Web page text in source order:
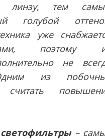
линзу, тем
голубой
уже
поэтому
не
из
–